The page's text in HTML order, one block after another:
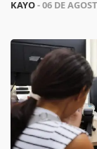
KAYO- 06 DE